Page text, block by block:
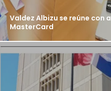
Valdez Albizu se reúne con
MasterCard